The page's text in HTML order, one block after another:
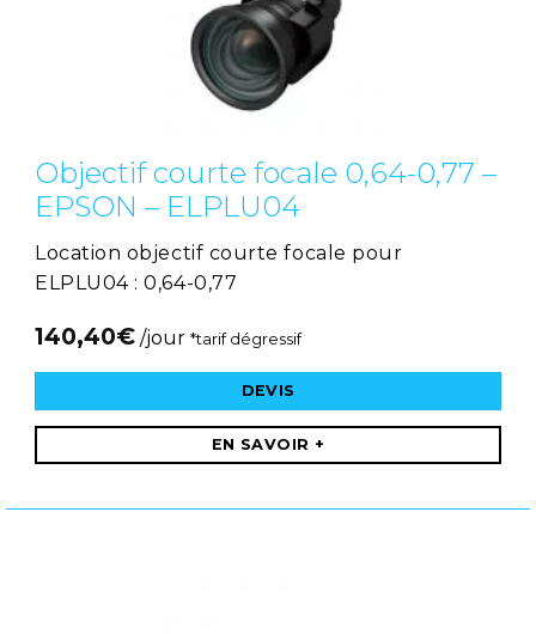
Objectif courte focale 0,64-0,77 –
EPSON – ELPLU04
Location objectif courte focale pour
ELPLU04 : 0,64-0,77
140,40€ /jour *tarif dégressif
DEVIS
EN SAVOIR +